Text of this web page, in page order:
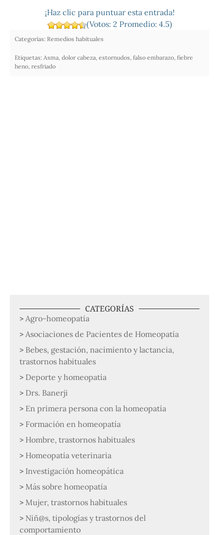
CATEGORÍAS
Agro-homeopatía
Asociaciones de Pacientes de Homeopatía
Bebes, gestación, nacimiento y lactancia,
trastornos habituales
Deporte y homeopatía
Drs. Banerji
En primera persona con la homeopatía
Formación en homeopatía
Hombre, trastornos habituales
Homeopatía veterinaria
Investigación homeopática
Más sobre homeopatía
Mujer, trastornos habituales
Niñ@s, tipologías y trastornos del
comportamiento
¡Haz clic para puntuar esta entrada!
(Votos: 2 Promedio: 4.5)
Categorías: Remedios habituales
Etiquetas: Asma, dolor cabeza, estornudos, falso embarazo, fiebre
heno, resfriado